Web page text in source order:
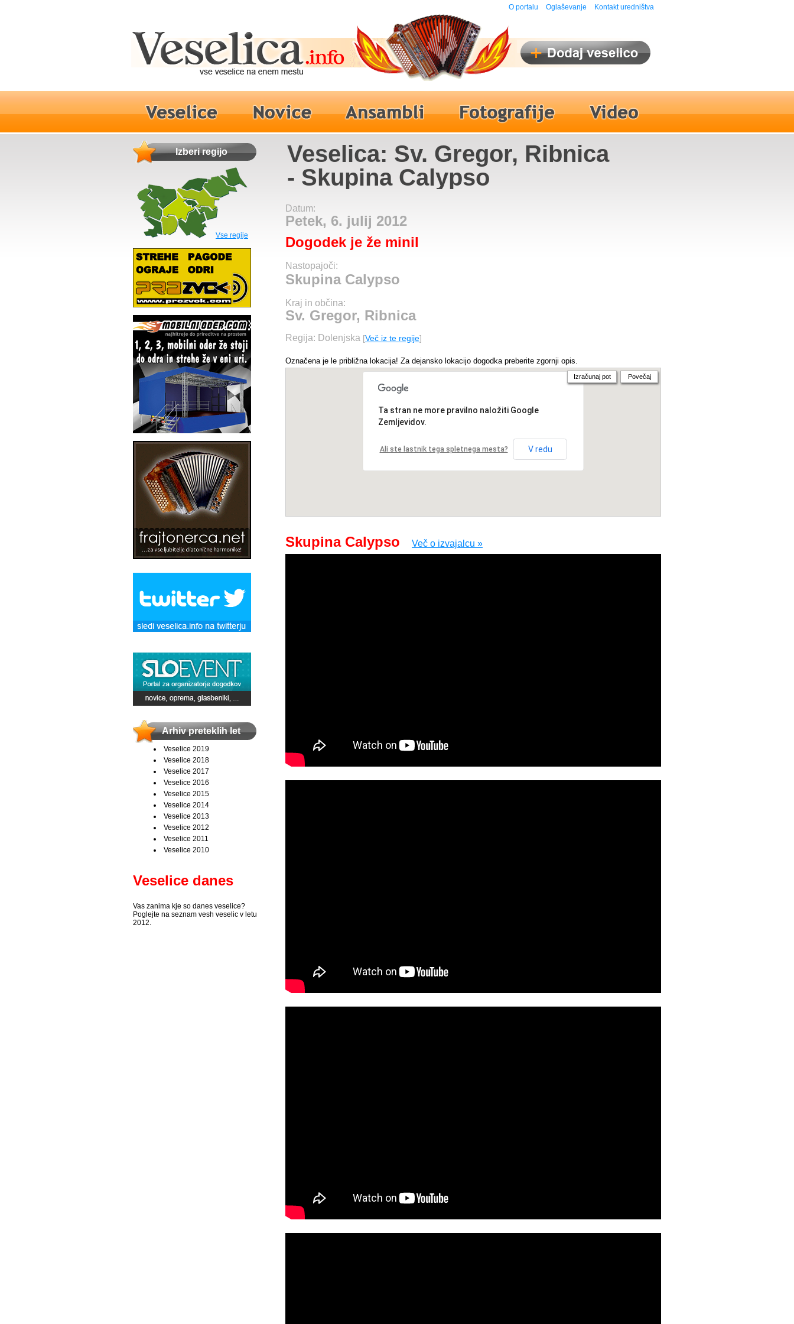
O portalu Oglaševanje Kontakt uredništva
Izberi regijo
Vse regije
Arhiv preteklih let
Veselice 2019
Veselice 2018
Veselice 2017
Veselice 2016
Veselice 2015
Veselice 2014
Veselice 2013
Veselice 2012
Veselice 2011
Veselice 2010
Veselice danes
Vas zanima kje so danes veselice?
Poglejte na seznam vesh veselic v letu
2012.
Veselica: Sv. Gregor, Ribnica
- Skupina Calypso
Datum:
Petek, 6. julij 2012
Dogodek je že minil
Nastopajoči:
Skupina Calypso
Kraj in občina:
Sv. Gregor, Ribnica
Regija: Dolenjska [Več iz te regije]
Označena je le približna lokacija! Za dejansko lokacijo dogodka preberite zgornji opis.
Ta stran ne more pravilno naložiti Google
Zemljevidov.
Ali ste lastnik tega spletnega mesta? V redu
Izračunaj pot Povečaj
Skupina Calypso Več o izvajalcu »